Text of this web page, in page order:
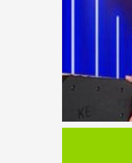
Diapositiva 1 de 1